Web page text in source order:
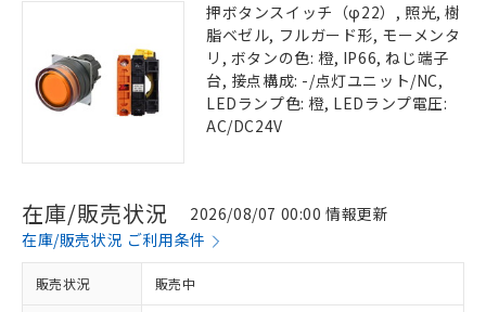
押ボタンスイッチ（φ22）, 照光, 樹
脂ベゼル, フルガード形, モーメンタ
リ, ボタンの色: 橙, IP66, ねじ端子
台, 接点構成: -/点灯ユニット/NC,
LEDランプ色: 橙, LEDランプ電圧:
AC/DC24V
在庫/販売状況
2026/08/07 00:00 情報更新
在庫/販売状況 ご利用条件
販売状況 販売中